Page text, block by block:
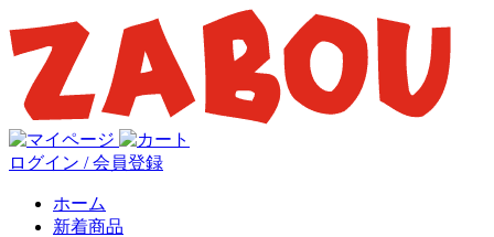
ログイン / 会員登録
ホーム
新着商品